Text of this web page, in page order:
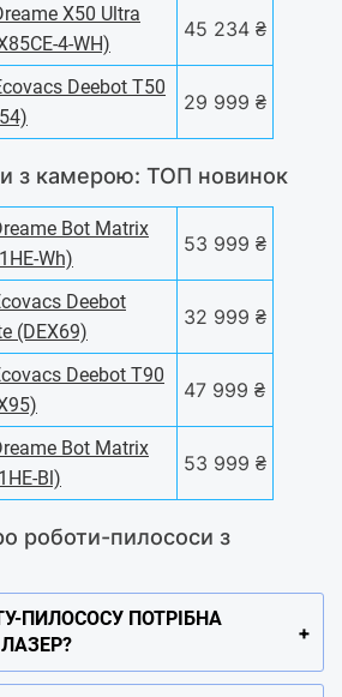
X50 Ultra
4-WH)
45 234 ₴
Deebot T50
29 999 ₴
з камерою: ТОП новинок
Bot Matrix
Wh)
53 999 ₴
Deebot
(DEX69)
32 999 ₴
Deebot T90
47 999 ₴
Bot Matrix
Bl)
53 999 ₴
роботи-пилососи з
ПИЛОСОСУ ПОТРІБНА